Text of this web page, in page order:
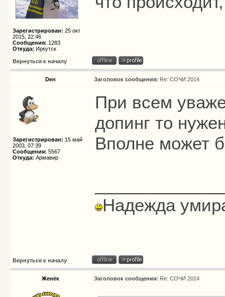
Зарегистрирован: 25 окт
2015, 22:46
Сообщения: 1283
Откуда: Иркутск
Вернуться к началу
Den Заголовок сообщения: Re: СОЧИ 2014
Зарегистрирован: 15 май
2003, 07:39
Сообщения: 5567
Откуда: Армавир
При всем
допинг то
Вполне может
Надежда
Вернуться к началу
Женёк Заголовок сообщения: Re: СОЧИ 2014